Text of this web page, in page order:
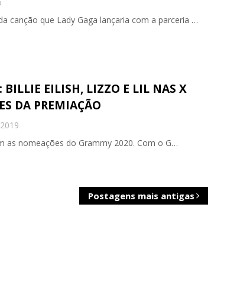
canção que Lady Gaga lançaria com a parceria …
BILLIE EILISH, LIZZO E LIL NAS X
DA PREMIAÇÃO
as nomeações do Grammy 2020. Com o G…
Postagens mais antigas